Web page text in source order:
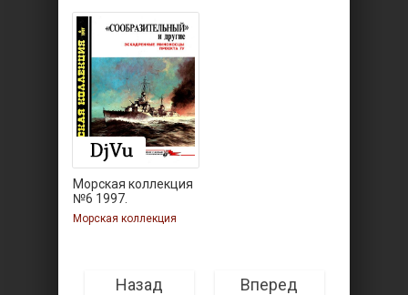
Морская коллекция
№6 1997.
Морская коллекция
Назад Вперед